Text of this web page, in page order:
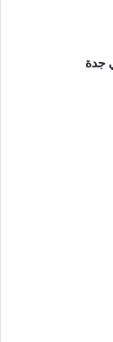
جدة